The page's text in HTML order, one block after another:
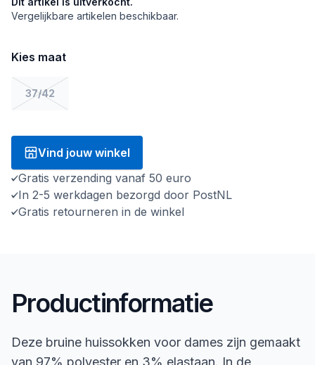
Vergelijkbare artikelen beschikbaar.
Kies maat
37/42
Vind jouw winkel
Gratis verzending vanaf 50 euro
In 2-5 werkdagen bezorgd door PostNL
Gratis retourneren in de winkel
Productinformatie
Deze bruine huissokken voor dames zijn gemaakt
van 97% polyester en 3% elastaan. In de